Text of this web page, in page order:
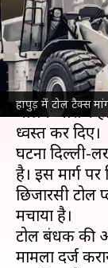
हापुड़ में टोल टैक्स
लेखन गजेंद्र Jun 11,
क्या है खबर?
उत्तर प्रदेशके
चालक नाराज
ध्वस्त कर दिए।
घटना दिल्ली-
है। इस मार्ग
छिजारसी टोल
मचाया है।
टोल प्रबंधक
मामला दर्ज